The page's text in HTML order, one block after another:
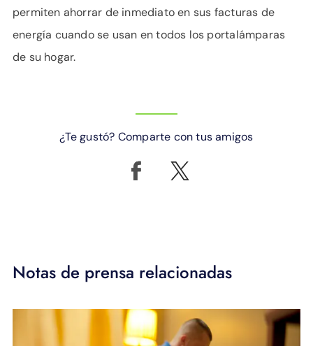
permiten ahorrar de inmediato en sus facturas de
energía cuando se usan en todos los portalámparas
de su hogar.
¿Te gustó? Comparte con tus amigos
Notas de prensa relacionadas